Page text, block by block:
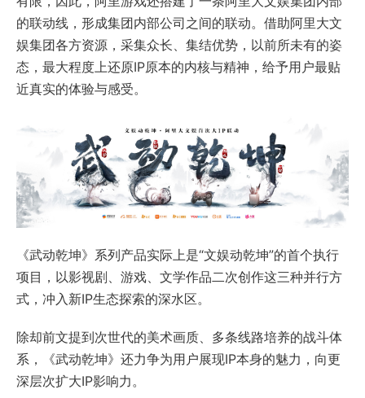
的联动线，形成集团内部公司之间的联动。借助阿里大文
娱集团各方资源，采集众长、集结优势，以前所未有的姿
态，最大程度上还原IP原本的内核与精神，给予用户最贴
近真实的体验与感受。
《武动乾坤》系列产品实际上是“文娱动乾坤”的首个执行
项目，以影视剧、游戏、文学作品二次创作这三种并行方
式，冲入新IP生态探索的深水区。
除却前文提到次世代的美术画质、多条线路培养的战斗体
系，《武动乾坤》还力争为用户展现IP本身的魅力，向更
深层次扩大IP影响力。